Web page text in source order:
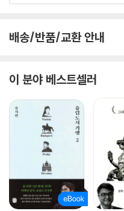
배송/반품/교환 안내
이 분야 베스트셀러